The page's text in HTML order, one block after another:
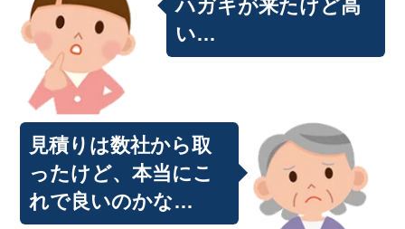
ハガキが来たけど高
い…
見積りは数社から取
ったけど、本当にこ
れで良いのかな…